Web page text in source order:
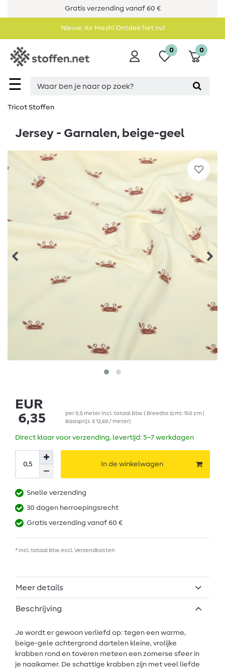
Gratis verzending vanaf 60 €
Nieuw: Air Mesh! Ontdek het nu!
☰
0 0
Tricot Stoffen
Jersey - Garnalen, beige-geel
EUR
6,35
per0,5 meter incl. totaal Btw. ( Breedte (cm): 150 cm |
Basisprijs€ 12,69 / meter)
Direct klaar voor verzending, levertijd: 5–7 werkdagen
In de winkelwagen
Snelle verzending
30 dagen herroepingsrecht
Gratis verzending vanaf 60 €
* incl. totaal Btw. excl.Verzendkosten
Meer details
Beschrijving
Je wordt er gewoon verliefd op: tegen een warme,
beige-gele achtergrond dartelen kleine, vrolijke
krabben rond en toveren meteen een zomerse sfeer in
je naaikamer. De schattige krabben zijn met veel liefde